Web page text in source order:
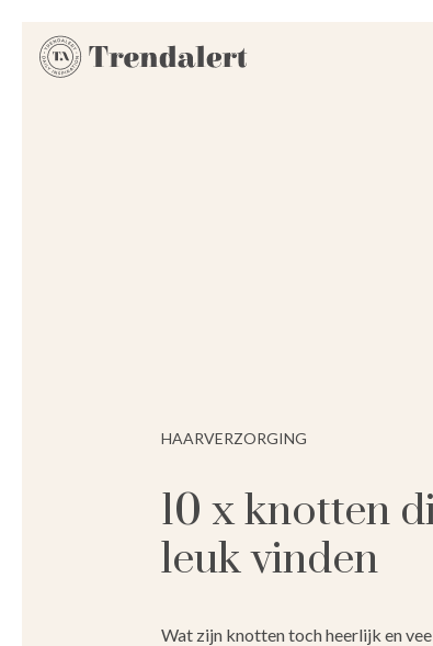
HAARVERZORGING
10 x knotten
leuk vinden
Wat zijn knotten toch heerlijk en